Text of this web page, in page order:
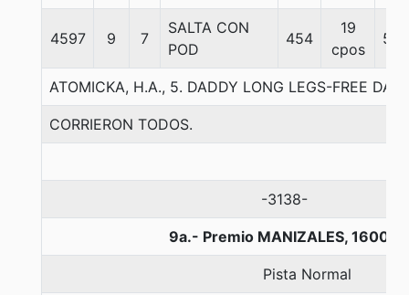
4597 9 7
SALTA CON
POD
454
19
cpos
56
ATOMICKA, H.A., 5. DADDY LONG LEGS-FREE
CORRIERON TODOS.
-3138-
9a.- Premio MANIZALES, 1600
Pista Normal